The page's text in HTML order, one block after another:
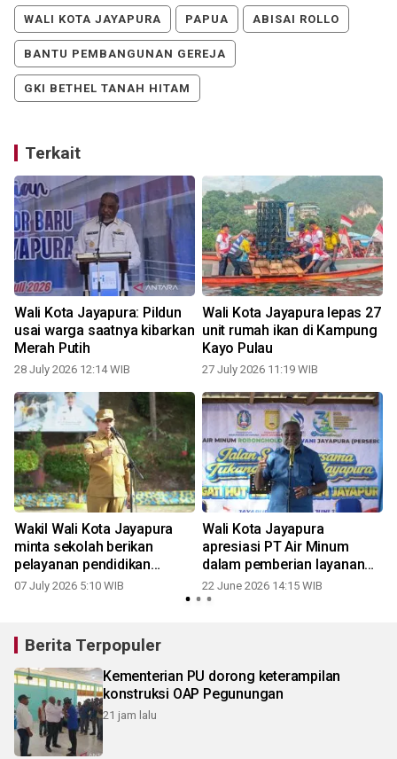
WALI KOTA JAYAPURA PAPUA ABISAI ROLLO
BANTU PEMBANGUNAN GEREJA
GKI BETHEL TANAH HITAM
Terkait
Wali Kota Jayapura: Pildun
usai warga saatnya kibarkan
Merah Putih
28 July 2026 12:14 WIB
Wali Kota Jayapura lepas 27
unit rumah ikan di Kampung
Kayo Pulau
27 July 2026 11:19 WIB
Wakil Wali Kota Jayapura
minta sekolah berikan
pelayanan pendidikan
berkualitas
07 July 2026 5:10 WIB
Wali Kota Jayapura
apresiasi PT Air Minum
dalam pemberian layanan
air bersih
22 June 2026 14:15 WIB
Berita Terpopuler
Kementerian PU dorong keterampilan
konstruksi OAP Pegunungan
21 jam lalu